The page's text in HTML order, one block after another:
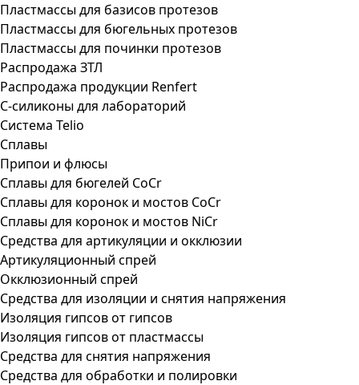
Пластмассы для базисов протезов
Пластмассы для бюгельных протезов
Пластмассы для починки протезов
Распродажа ЗТЛ
Распродажа продукции Renfert
С-силиконы для лабораторий
Система Telio
Сплавы
Припои и флюсы
Сплавы для бюгелей CoCr
Сплавы для коронок и мостов CoCr
Сплавы для коронок и мостов NiCr
Средства для артикуляции и окклюзии
Артикуляционный спрей
Окклюзионный спрей
Средства для изоляции и снятия напряжения
Изоляция гипсов от гипсов
Изоляция гипсов от пластмассы
Средства для снятия напряжения
Средства для обработки и полировки